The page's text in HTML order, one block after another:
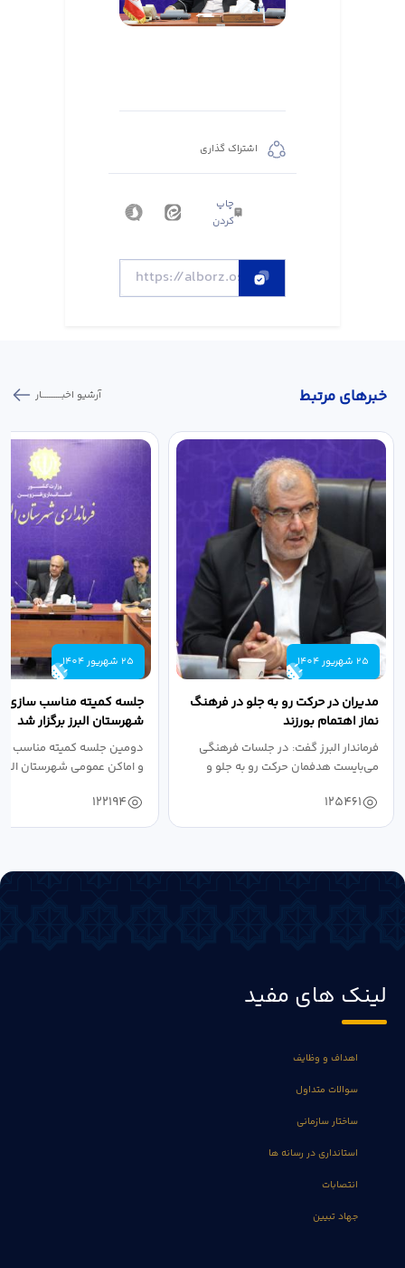
اشتراک گذاری
چاپ
کردن
خبر‌های مرتبط آرشیو اخبـــــــــــار
25 شهریور 1404
مدیران در حرکت رو به جلو در فرهنگ
نماز اهتمام بورزند
فرماندار البرز گفت: در جلسات فرهنگی
می‌بایست هدفمان حرکت رو به جلو و
125461
25 شهریور 1404
جلسه کمیته مناسب سازی
شهرستان البرز برگزار شد
دومین جلسه کمیته مناسب
و اماکن عمومی شهرستان
122194
لینک های مفید
اهداف و وظایف
سوالات متداول
ساختار سازمانی
استانداری در رسانه ها
انتصابات
جهاد تبیین